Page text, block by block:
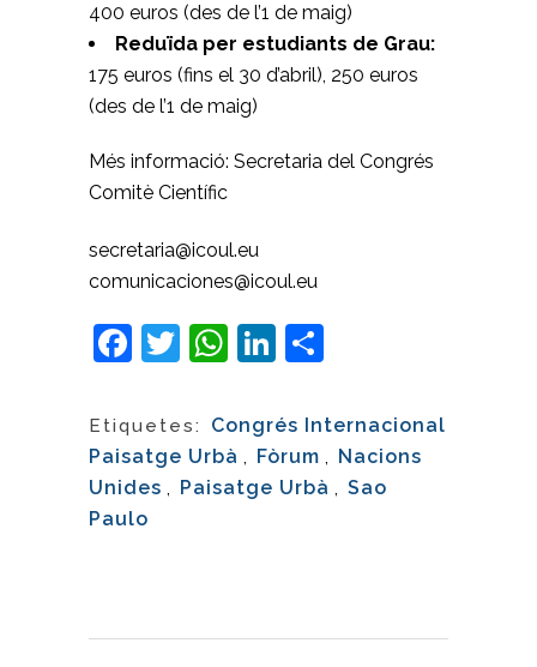
400 euros (des de l’1 de maig)
Reduïda per estudiants de Grau:
175 euros (fins el 30 d’abril), 250 euros
(des de l’1 de maig)
Més informació: Secretaria del Congrés
Comitè Científic
secretaria@icoul.eu
comunicaciones@icoul.eu
Facebook
Twitter
WhatsApp
LinkedIn
Etiquetes:
Congrés Internacional
Paisatge Urbà , Fòrum , Nacions
Unides , Paisatge Urbà , Sao
Paulo